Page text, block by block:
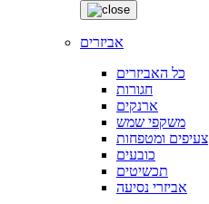
אביזרים
כל האביזרים
חגורות
ארנקים
משקפי שמש
צעיפים ומטפחות
כובעים
תכשיטים
אביזרי נסיעה